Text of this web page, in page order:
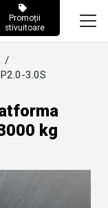
Promoții
stivuitoare
/
3.0S
kg